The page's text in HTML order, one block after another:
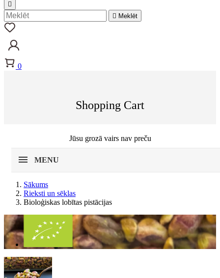

 Meklēt
0
Shopping Cart
Jūsu grozā vairs nav preču
MENU
Sākums
Rieksti un sēklas
Bioloģiskas lobītas pistācijas